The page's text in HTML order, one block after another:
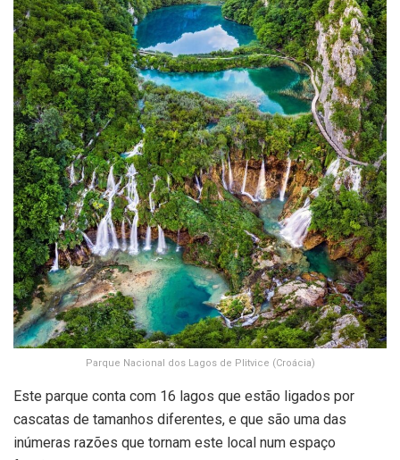
Parque Nacional dos Lagos de Plitvice (Croácia)
Este parque conta com 16 lagos que estão ligados por
cascatas de tamanhos diferentes, e que são uma das
inúmeras razões que tornam este local num espaço